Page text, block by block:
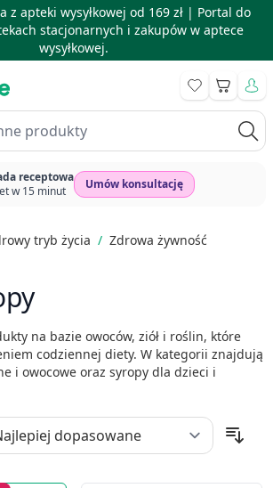
z apteki wysyłkowej od 169 zł | Portal do
stacjonarnych i zakupów w aptece
wysyłkowej.
Koszyk
receptowa
w 15 minut
Umów konsultację
tryb życia / Zdrowa żywność
na bazie owoców, ziół i roślin, które
codziennej diety. W kategorii znajdują
i owocowe oraz syropy dla dzieci i